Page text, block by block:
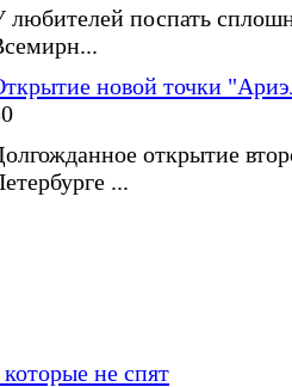
любителей поспать
новой точки
открытие
...
не спят